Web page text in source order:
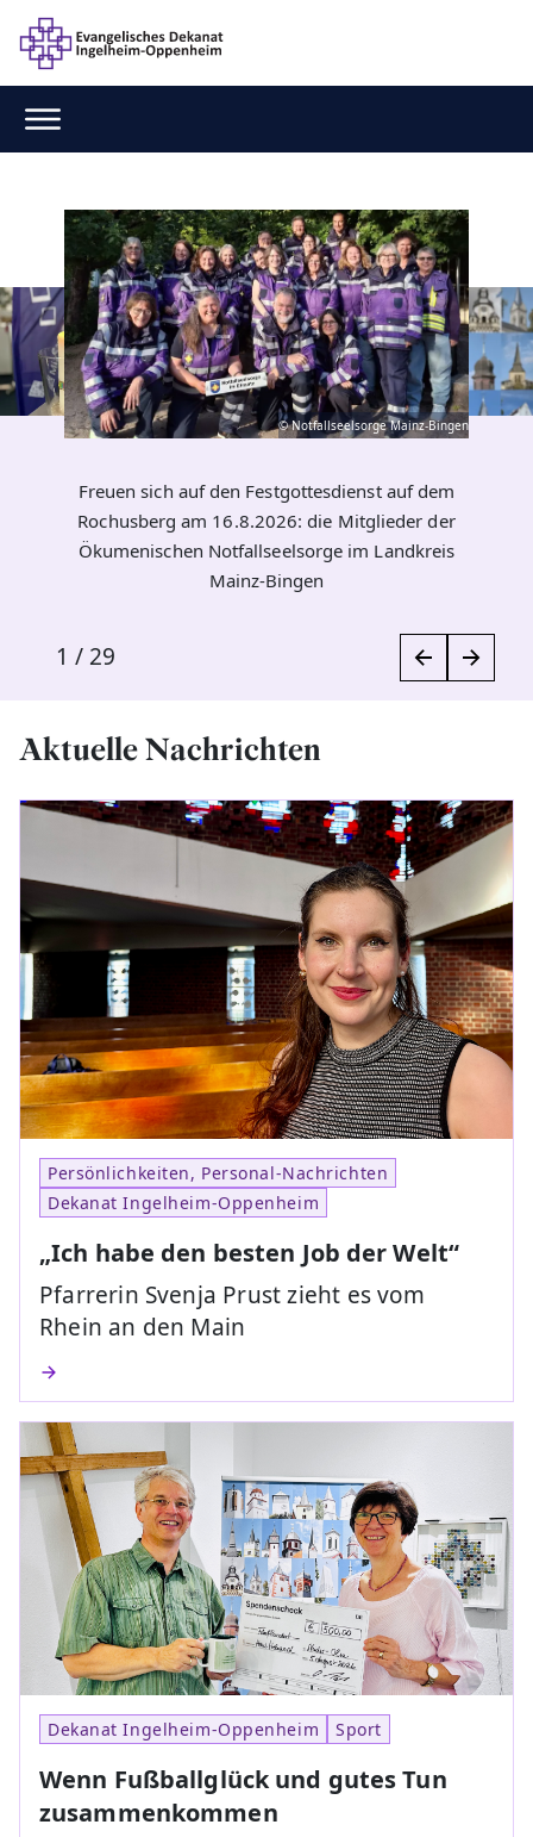
© Notfallseelsorge Mainz-Bingen
Freuen sich auf den Festgottesdienst auf dem
Rochusberg am 16.8.2026: die Mitglieder der
Ökumenischen Notfallseelsorge im Landkreis
Mainz-Bingen
1 / 29
Aktuelle Nachrichten
Persönlichkeiten, Personal-Nachrichten
Dekanat Ingelheim-Oppenheim
„Ich habe den besten Job der Welt“
Pfarrerin Svenja Prust zieht es vom
Rhein an den Main
Dekanat Ingelheim-Oppenheim Sport
Wenn Fußballglück und gutes Tun
zusammenkommen